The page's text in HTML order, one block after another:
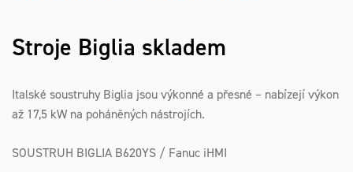
Stroje Biglia skladem
Italské soustruhy Biglia jsou výkonné a přesné – nabízejí výkon
až 17,5 kW na poháněných nástrojích.
SOUSTRUH BIGLIA B620YS / Fanuc iHMI